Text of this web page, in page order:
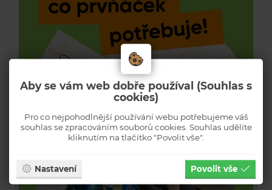
Aby se vám web dobře používal (Souhlas s
cookies)
Pro co nejpohodlnější používání webu potřebujeme váš
souhlas se zpracováním souborů cookies. Souhlas udělíte
kliknutím na tlačítko "Povolit vše".
Nastavení Povolit vše